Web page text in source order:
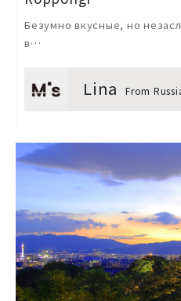
Безумно вкусные, но
в…
Lina From